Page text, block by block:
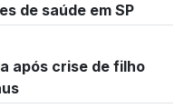
de saúde em SP
após crise de filho